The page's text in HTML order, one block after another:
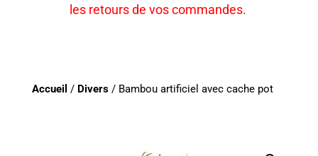
les retours de vos commandes.
Accueil / Divers / Bambou artificiel avec cache pot